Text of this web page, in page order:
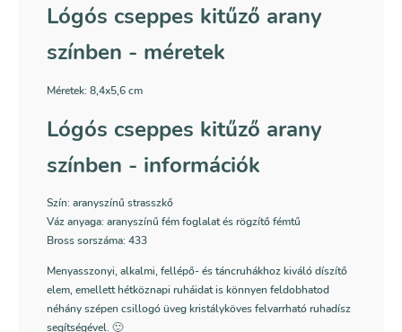
Lógós cseppes kitűző arany
színben - méretek
Méretek: 8,4x5,6 cm
Lógós cseppes kitűző arany
színben - információk
Szín: aranyszínű strasszkő
Váz anyaga: aranyszínű fém foglalat és rögzítő fémtű
Bross sorszáma: 433
Menyasszonyi, alkalmi, fellépő- és táncruhákhoz kiváló díszítő
elem, emellett hétköznapi ruháidat is könnyen feldobhatod
néhány szépen csillogó üveg kristályköves felvarrható ruhadísz
segítségével. 🙂